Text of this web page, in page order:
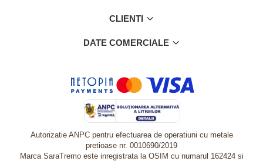
CLIENTI
DATE COMERCIALE
Autorizatie ANPC pentru efectuarea de operatiuni cu metale
pretioase nr. 0010690/2019
Marca SaraTremo este inregistrata la OSIM cu numarul 162424 si